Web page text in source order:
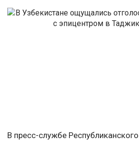
В пресс-службе